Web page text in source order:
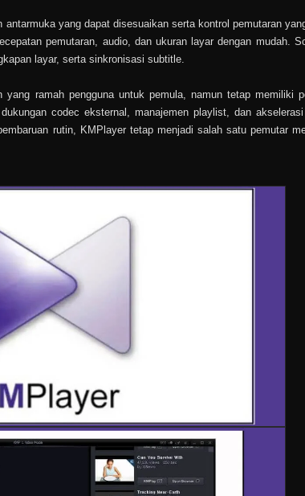
yang dapat disesuaikan serta kontrol pemutaran
pemutaran, audio, dan ukuran layar dengan mudah.
layar, serta sinkronisasi subtitle.
ramah pengguna untuk pemula, namun tetap memiliki
codec eksternal, manajemen playlist, dan akselerasi
rutin, KMPlayer tetap menjadi salah satu pemutar